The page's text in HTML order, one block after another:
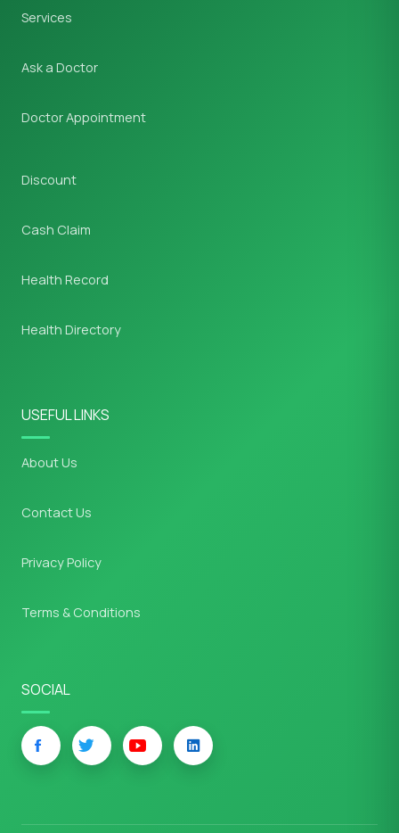
Services
Ask a Doctor
Doctor Appointment
Discount
Cash Claim
Health Record
Health Directory
USEFUL LINKS
About Us
Contact Us
Privacy Policy
Terms & Conditions
SOCIAL